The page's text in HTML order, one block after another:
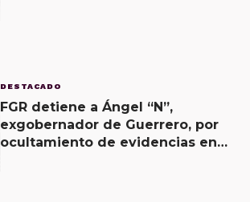
DESTACADO
FGR detiene a Ángel “N”,
exgobernador de Guerrero, por
ocultamiento de evidencias en